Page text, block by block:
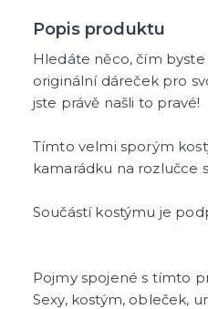
Popis produktu
Hledáte něco, čím
originální dáreček pro
jste právě našli to pravé!
Tímto velmi sporým
kamarádku na rozlučce
Součástí kostýmu je
Pojmy spojené s tímto
Sexy, kostým, obleček,